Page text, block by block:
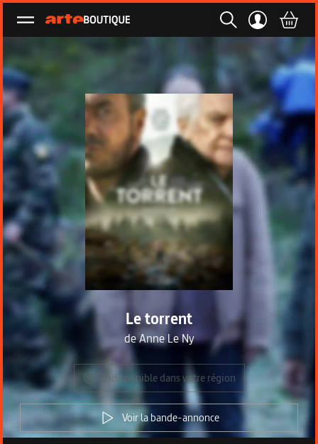
Ouvrir le menu
Le torrent
deAnne Le Ny
Indisponible dans votre région
Voir la bande-annonce